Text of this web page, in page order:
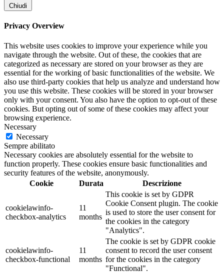
Chiudi
Privacy Overview
This website uses cookies to improve your experience while you
navigate through the website. Out of these, the cookies that are
categorized as necessary are stored on your browser as they are
essential for the working of basic functionalities of the website. We
also use third-party cookies that help us analyze and understand how
you use this website. These cookies will be stored in your browser
only with your consent. You also have the option to opt-out of these
cookies. But opting out of some of these cookies may affect your
browsing experience.
Necessary
Necessary
Sempre abilitato
Necessary cookies are absolutely essential for the website to
function properly. These cookies ensure basic functionalities and
security features of the website, anonymously.
Cookie
Durata Descrizione
cookielawinfo-
checkbox-analytics
11
months
This cookie is set by GDPR
Cookie Consent plugin. The cookie
is used to store the user consent for
the cookies in the category
"Analytics".
cookielawinfo-
checkbox-functional
11
months
The cookie is set by GDPR cookie
consent to record the user consent
for the cookies in the category
"Functional".